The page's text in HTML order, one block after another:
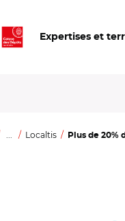
Expertises et
... Localtis Plus de 20%